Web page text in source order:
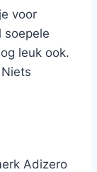
voor
soepele
leuk ook.
Adizero